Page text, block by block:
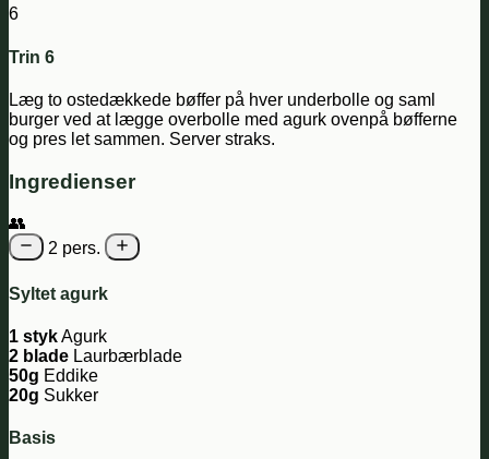
6
Trin 6
Læg to ostedækkede bøffer på hver underbolle og saml
burger ved at lægge overbolle med agurk ovenpå bøfferne
og pres let sammen. Server straks.
Ingredienser
👥
2 pers.
Syltet agurk
1 stykAgurk
2 blade Laurbærblade
50g Eddike
20g Sukker
Basis